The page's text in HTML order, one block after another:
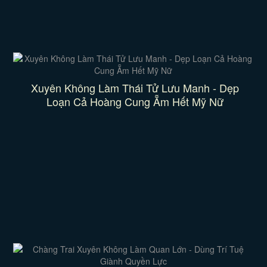
Xuyên Không Làm Thái Tử Lưu Manh - Dẹp
Loạn Cả Hoàng Cung Ẵm Hết Mỹ Nữ